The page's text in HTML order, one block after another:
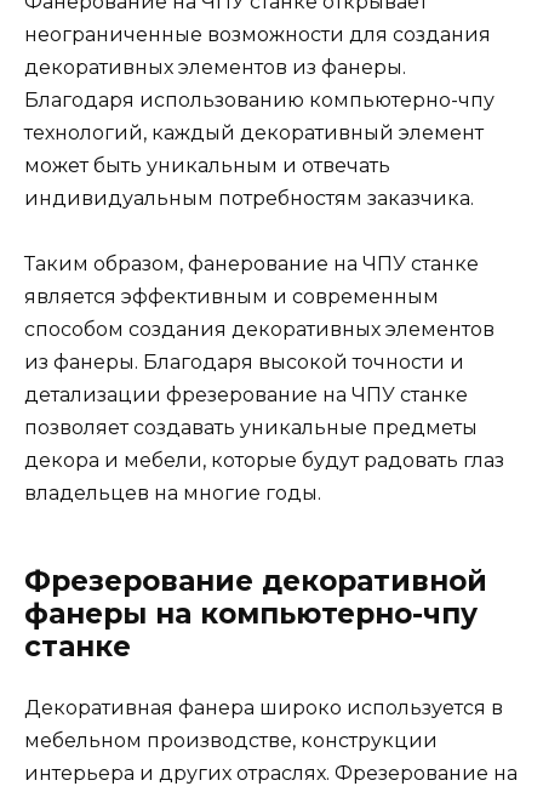
неограниченные возможности для создания
декоративных элементов из фанеры.
Благодаря использованию компьютерно-чпу
технологий, каждый декоративный элемент
может быть уникальным и отвечать
индивидуальным потребностям заказчика.
Таким образом, фанерование на ЧПУ станке
является эффективным и современным
способом создания декоративных элементов
из фанеры. Благодаря высокой точности и
детализации фрезерование на ЧПУ станке
позволяет создавать уникальные предметы
декора и мебели, которые будут радовать глаз
владельцев на многие годы.
Фрезерование декоративной
фанеры на компьютерно-чпу
станке
Декоративная фанера широко используется в
мебельном производстве, конструкции
интерьера и других отраслях. Фрезерование на